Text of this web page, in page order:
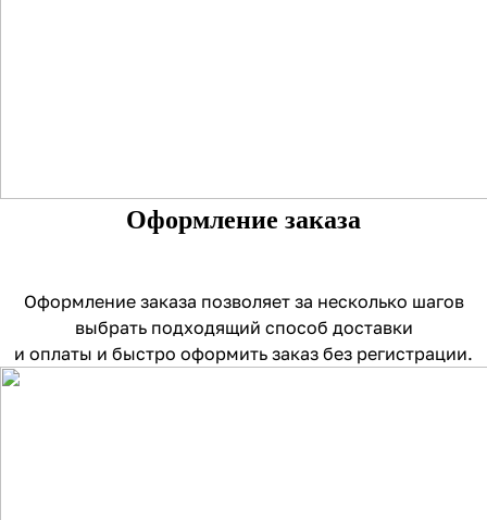
Оформление заказа
Оформление заказа позволяет за несколько шагов
выбрать подходящий способ доставки
и оплаты и быстро оформить заказ без регистрации.